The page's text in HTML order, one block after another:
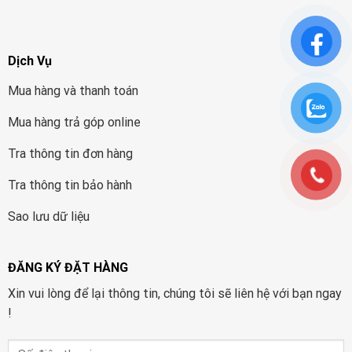
Dịch Vụ
Mua hàng và thanh toán
Mua hàng trả góp online
Tra thông tin đơn hàng
Tra thông tin bảo hành
Sao lưu dữ liệu
ĐĂNG KÝ ĐẶT HÀNG
Xin vui lòng để lại thông tin, chúng tôi sẽ liên hệ với bạn ngay
!